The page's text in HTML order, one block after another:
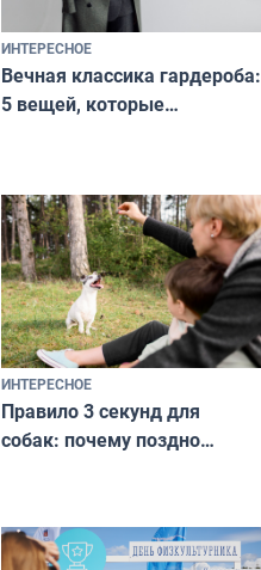
ИНТЕРЕСНОЕ
Вечная классика гардероба:
5 вещей, которые
и актуально в любой сезон
ИНТЕРЕСНОЕ
Правило 3 секунд для
собак: почему поздно
питомцу всё сразу и без
криков